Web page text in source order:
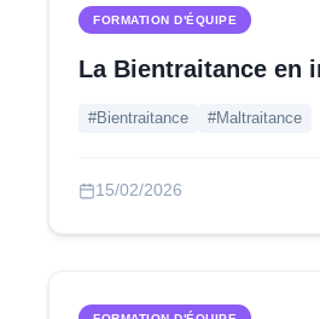
FORMATION D'ÉQUIPE
La Bientraitance en
#Bientraitance #Maltraitance
15/02/2026